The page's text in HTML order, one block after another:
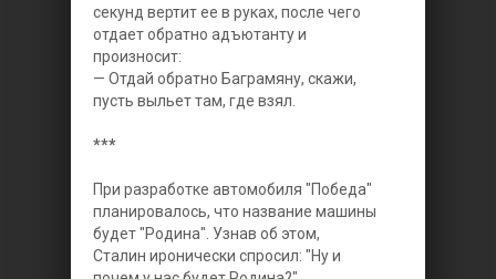
секунд вертит ее в руках, после чего
отдает обратно адъютанту и
произносит:
— Отдай обратно Баграмяну, скажи,
пусть выльет там, где взял.
***
При разработке автомобиля "Победа"
планировалось, что название машины
будет "Родина". Узнав об этом,
Сталин иронически спросил: "Ну и